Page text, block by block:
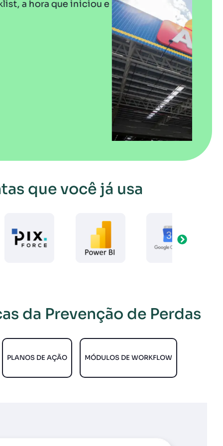
e
que você já usa
da Prevenção de Perdas
PLANOS DE AÇÃO MÓDULOS DE WORKFLOW